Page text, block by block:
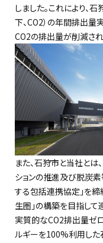
しました。これにより、
下、CO2）の年間排出
CO2の排出量が削減され
また、石狩市と当社とは
ションの推進及び脱炭
する包括連携協定」を
生圏」の構築を目指して
実質的なCO2排出量ゼ
ルギーを100%利用した